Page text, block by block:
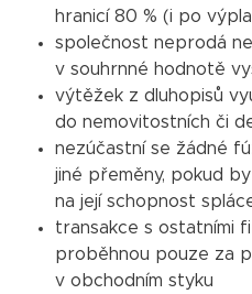
hranicí 80 % (i po
společnost neprodá
v souhrnné hodnotě
výtěžek z dluhopisů
do nemovitostních či
nezúčastní se žádné
jiné přeměny, pokud
na její schopnost
transakce s ostatními
proběhnou pouze za
v obchodním styku